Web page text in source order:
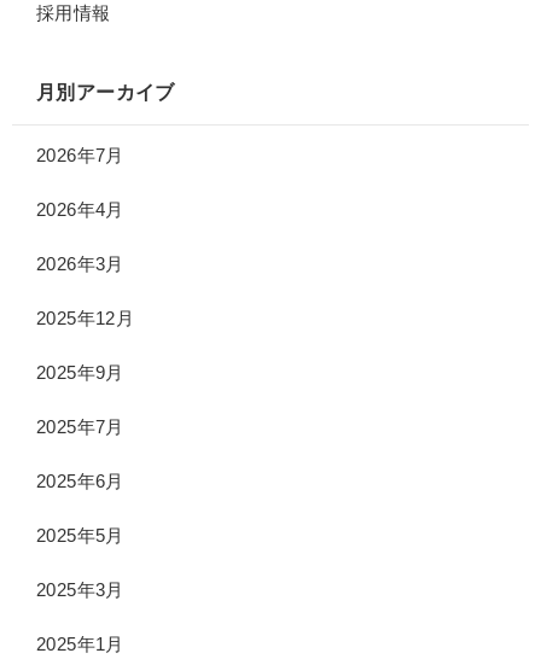
採用情報
月別アーカイブ
2026年7月
2026年4月
2026年3月
2025年12月
2025年9月
2025年7月
2025年6月
2025年5月
2025年3月
2025年1月